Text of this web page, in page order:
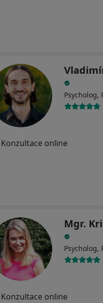
Psycholog,
Konzultace online
Mgr.
Psycholog,
Konzultace online